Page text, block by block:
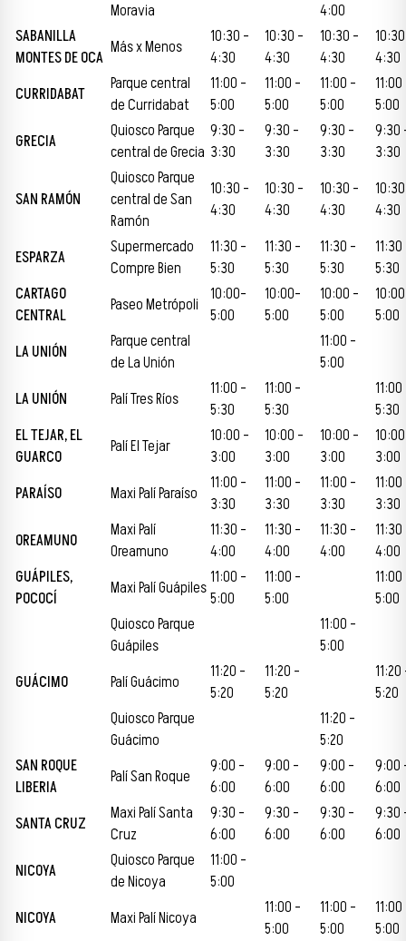
Moravia
4:00
SABANILLA
MONTES DE OCA Más x Menos
10:30 –
4:30
10:30 –
4:30
10:30 –
4:30
4:30
CURRIDABAT
Parque central
de Curridabat
11:00 –
5:00
11:00 –
5:00
11:00 –
5:00
5:00
GRECIA
Quiosco Parque
central de Grecia
9:30 –
3:30
9:30 –
3:30
9:30 –
3:30
9:30
3:30
SAN RAMÓN
Quiosco Parque
central de San
Ramón
10:30 –
4:30
10:30 –
4:30
10:30 –
4:30
4:30
ESPARZA
Supermercado
Compre Bien
11:30 –
5:30
11:30 –
5:30
11:30 –
5:30
5:30
CARTAGO
CENTRAL
Paseo Metrópoli 10:00-
5:00
10:00-
5:00
10:00 –
5:00
5:00
LA UNIÓN
Parque central
de La Unión
11:00 –
5:00
LA UNIÓN
Palí Tres Ríos
11:00 –
5:30
11:00 –
5:30
5:30
EL TEJAR, EL
GUARCO
Palí El Tejar
10:00 –
3:00
10:00 –
3:00
10:00 –
3:00
3:00
PARAÍSO
Maxi Palí Paraíso
11:00 –
3:30
11:00 –
3:30
11:00 –
3:30
3:30
OREAMUNO
Maxi Palí
Oreamuno
11:30 –
4:00
11:30 –
4:00
11:30 –
4:00
4:00
GUÁPILES,
POCOCÍ
Maxi Palí Guápiles11:00 –
5:00
11:00 –
5:00
5:00
Quiosco Parque
Guápiles
11:00 –
5:00
GUÁCIMO
Palí Guácimo
11:20 –
5:20
11:20 –
5:20
11:20
5:20
Quiosco Parque
Guácimo
11:20 –
5:20
SAN ROQUE
LIBERIA
Palí San Roque
9:00 –
6:00
9:00 –
6:00
9:00 –
6:00
9:00
6:00
SANTA CRUZ
Maxi Palí Santa
Cruz
9:30 –
6:00
9:30 –
6:00
9:30 –
6:00
9:30
6:00
NICOYA
Quiosco Parque
de Nicoya
11:00 –
5:00
NICOYA
Maxi Palí Nicoya
11:00 –
5:00
11:00 –
5:00
5:00